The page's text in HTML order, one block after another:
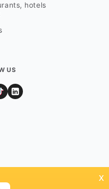
hotels
US
x